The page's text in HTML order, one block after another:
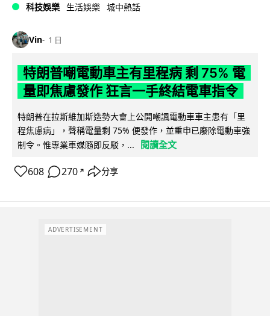
科技娛樂 生活娛樂 城中熱話
Vin 1 日
特朗普嘲電動車主有里程病 剩 75% 電
量即焦慮發作 狂言一手終結電車指令
特朗普在拉斯維加斯造勢大會上公開嘲諷電動車車主患有「里
程焦慮病」，聲稱電量剩 75% 便發作，並重申已廢除電動車強
制令。惟專業車媒隨即反駁，...
閱讀全文
608 270 ↗ 分享
ADVERTISEMENT